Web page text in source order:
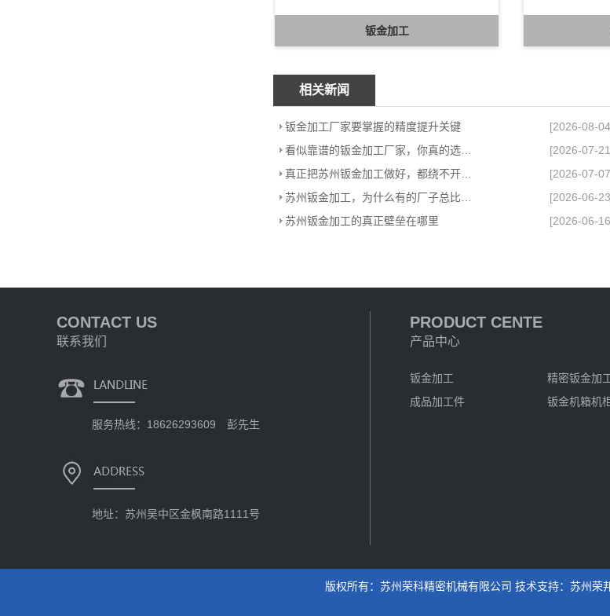
钣金加工
相关新闻
钣金加工厂家要掌握的精度提升关键 [2026-08-
[2026-07-
[2026-07-
[2026-06-
苏州钣金加工的真正壁垒在哪里
[2026-06-
CONTACT US
联系我们
服务热线：18626293609 彭先生
地址：苏州吴中区金枫南路1111号
PRODUCT CENTE
产品中心
钣金加工
精密钣金加
成品加工件
钣金机箱机
版权所有：苏州荣科精密机械有限公司 技术支持： 苏州荣